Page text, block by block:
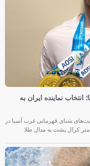
نماینده ایران به
شنای قهرمانی غرب آسیا در